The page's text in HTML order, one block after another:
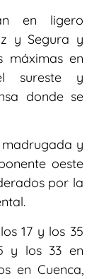
en ligero
y Segura y
máximas en
sureste y
donde se
y
oeste
por la
17 y los 35
y los 33 en
en Cuenca,